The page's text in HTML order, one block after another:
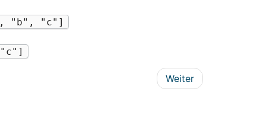
"b", "c"]
Weiter